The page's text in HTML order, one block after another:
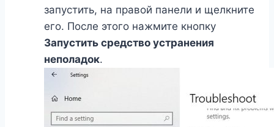
запустить, на правой панели и щелкните
его. После этого нажмите кнопку
Запустить средство устранения
неполадок.